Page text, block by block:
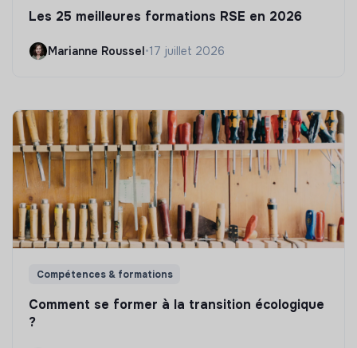
Les 25 meilleures formations RSE en 2026
Marianne Roussel•17 juillet 2026
Compétences & formations
Comment se former à la transition écologique
?